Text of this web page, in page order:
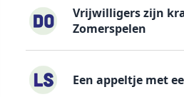
Vrijwilligers zijn
Zomerspelen
Een appeltje met